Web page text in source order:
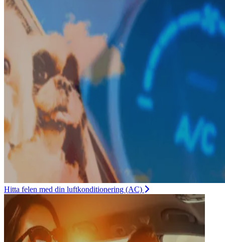
Hitta felen med din luftkonditionering (AC)